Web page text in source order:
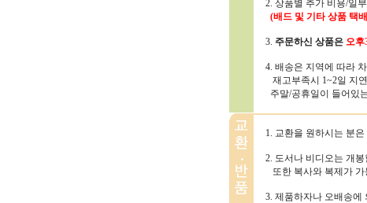
2. 상품별 추가 비용/일
(배드 및 기타 상품 택
3. 주문하신 상품은 오후
4. 배송은 지역에 따라
재고부족시 1~2일 지
주말/공휴일이 들어있
1. 교환을 원하시는 분
2. 도서나 비디오는 개
또한 복사와 복제가
3. 제품하자나 오배송에